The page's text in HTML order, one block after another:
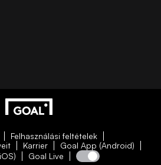
Felhasználási feltételek
Karrier
Goal App (Android)
Goal Live